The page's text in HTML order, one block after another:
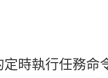
時執行任務命